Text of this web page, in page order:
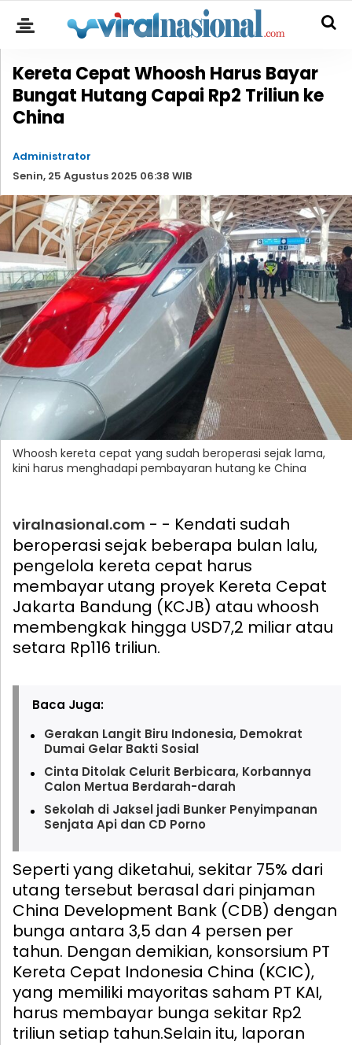
Kereta Cepat Whoosh Harus Bayar
Bungat Hutang Capai Rp2 Triliun ke
China
Administrator
Senin, 25 Agustus 2025 06:38 WIB
Whoosh kereta cepat yang sudah beroperasi sejak lama,
kini harus menghadapi pembayaran hutang ke China
viralnasional.com - - Kendati sudah
beroperasi sejak beberapa bulan lalu,
pengelola kereta cepat harus
membayar utang proyek Kereta Cepat
Jakarta Bandung (KCJB) atau whoosh
membengkak hingga USD7,2 miliar atau
setara Rp116 triliun.
Baca Juga:
Gerakan Langit Biru Indonesia, Demokrat
Dumai Gelar Bakti Sosial
Cinta Ditolak Celurit Berbicara, Korbannya
Calon Mertua Berdarah-darah
Sekolah di Jaksel jadi Bunker Penyimpanan
Senjata Api dan CD Porno
Seperti yang diketahui, sekitar 75% dari
utang tersebut berasal dari pinjaman
China Development Bank (CDB) dengan
bunga antara 3,5 dan 4 persen per
tahun. Dengan demikian, konsorsium PT
Kereta Cepat Indonesia China (KCIC),
yang memiliki mayoritas saham PT KAI,
harus membayar bunga sekitar Rp2
triliun setiap tahun.Selain itu, laporan